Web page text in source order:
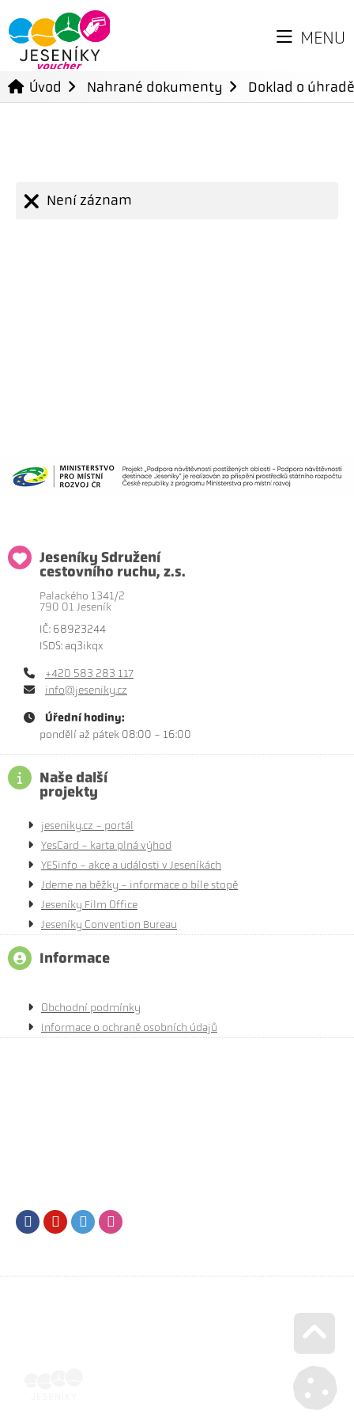
MENU
Úvod Nahrané dokumenty Doklad o
Není záznam
Jeseníky Sdružení
cestovního ruchu, z.s.
Palackého 1341/2
790 01 Jeseník
IČ: 68923244
ISDS: aq3ikqx
+420 583 283 117
info@jeseniky.cz
Úřední hodiny:
pondělí až pátek 08:00 - 16:00
Naše další
projekty
jeseniky.cz - portál
YesCard - karta plná výhod
YESinfo - akce a události v Jeseníkách
Jdeme na běžky - informace o bíle stopě
Jeseníky Film Office
Jeseníky Convention Bureau
Informace
Obchodní podmínky
Informace o ochraně osobních údajů
FacebookYoutubeTwitter
Go